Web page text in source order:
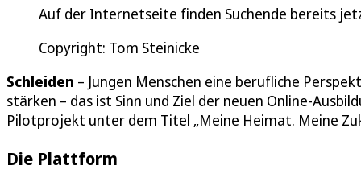
Auf der Internetseite finden Suchende bereits
Copyright: Tom Steinicke
Schleiden – Jungen Menschen eine berufliche
stärken – das ist Sinn und Ziel der neuen Online-
Pilotprojekt unter dem Titel „Meine Heimat. Meine
Die Plattform